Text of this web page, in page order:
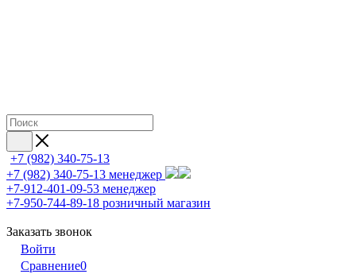
+7 (982) 340-75-13
+7 (982) 340-75-13 менеджер
+7-912-401-09-53 менеджер
+7-950-744-89-18 розничный магазин
Заказать звонок
Войти
Сравнение0